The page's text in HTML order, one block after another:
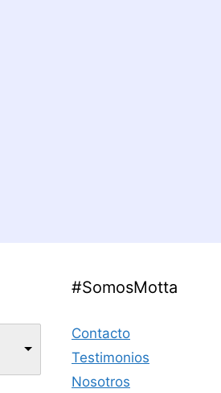
#SomosMotta
Contacto
Testimonios
Nosotros